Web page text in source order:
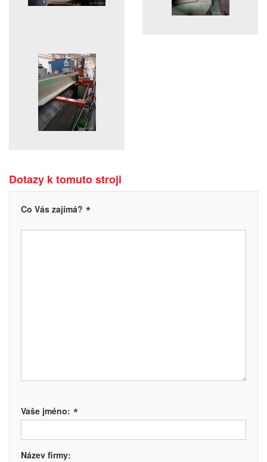
Dotazy k tomuto stroji
Co Vás zajímá? *
Vaše jméno: *
Název firmy: